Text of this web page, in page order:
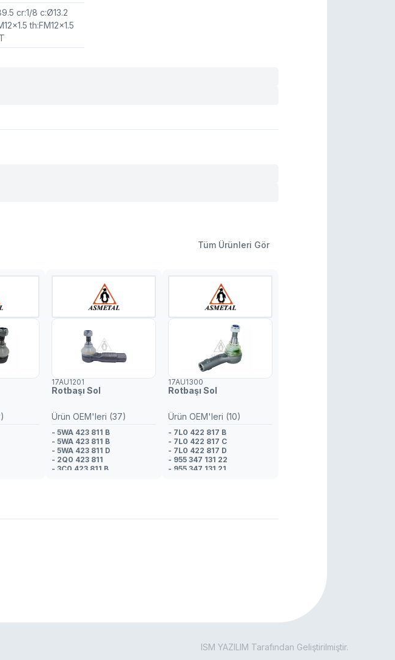
cr:1/8 c:Ø13.2
th:FM12x1.5
Tüm Ürünleri Gör
17AU1201
Rotbaşı Sol
Ürün OEM'leri (37)
- 5WA 423 811 B
- 5WA 423 811 B
- 5WA 423 811 D
- 2Q0 423 811
- 3C0 423 811 B
- 1K0 423 811 B
17AU1300
Rotbaşı Sol
Ürün OEM'leri (10)
- 7L0 422 817 B
- 7L0 422 817 C
- 7L0 422 817 D
- 955 347 131 22
- 955 347 131 21
ISM YAZILIM Tarafından Geliştirilmiştir.